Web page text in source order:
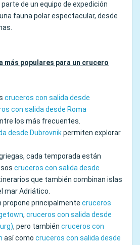
de un equipo de expedición
fauna polar espectacular, desde
más populares para un crucero
cruceros con salida desde
con salida desde Roma
los más frecuentes.
desde Dubrovnikpermiten explorar
cada temporada están
cruceros con salida desde
que también combinan islas
mar Adriático.
propone principalmente cruceros
, cruceros con salida desde
, pero también cruceros con
así como cruceros con salida desde